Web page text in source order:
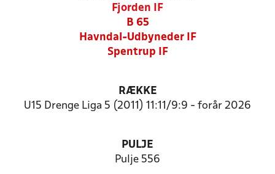
Fjorden IF
B 65
Havndal-Udbyneder IF
Spentrup IF
RÆKKE
U15 Drenge Liga 5 (2011) 11:11/9:9 - forår 2026
PULJE
Pulje 556